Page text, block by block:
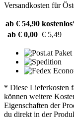
Versandkosten für
ab € 54,90
ab € 0,00 € 5,49
* Diese Lieferkosten
können weitere
Eigenschaften der
du direkt in der